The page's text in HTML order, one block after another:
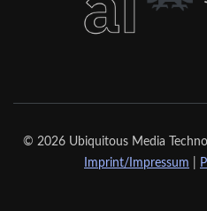
© 2026 Ubiquitous Media
Imprint/Impressum